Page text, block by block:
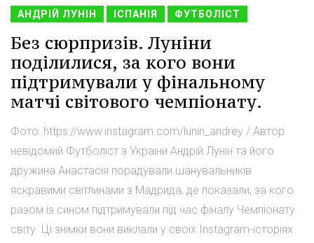
АНДРІЙ ЛУНІН ІСПАНІЯ ФУТБОЛІСТ
Без сюрпризів. Луніни
поділилися, за кого вони
підтримували у фінальному
матчі світового чемпіонату.
Фото: https://www.instagram.com/lunin_andrey / Автор
невідомий Футболіст з України Андрій Лунін та його
дружина Анастасія порадували шанувальників
яскравими світлинами з Мадрида, де показали, за кого
разом із сином підтримували під час фіналу Чемпіонату
світу. Ці знімки вони виклали у своїх Instagram-історіях.